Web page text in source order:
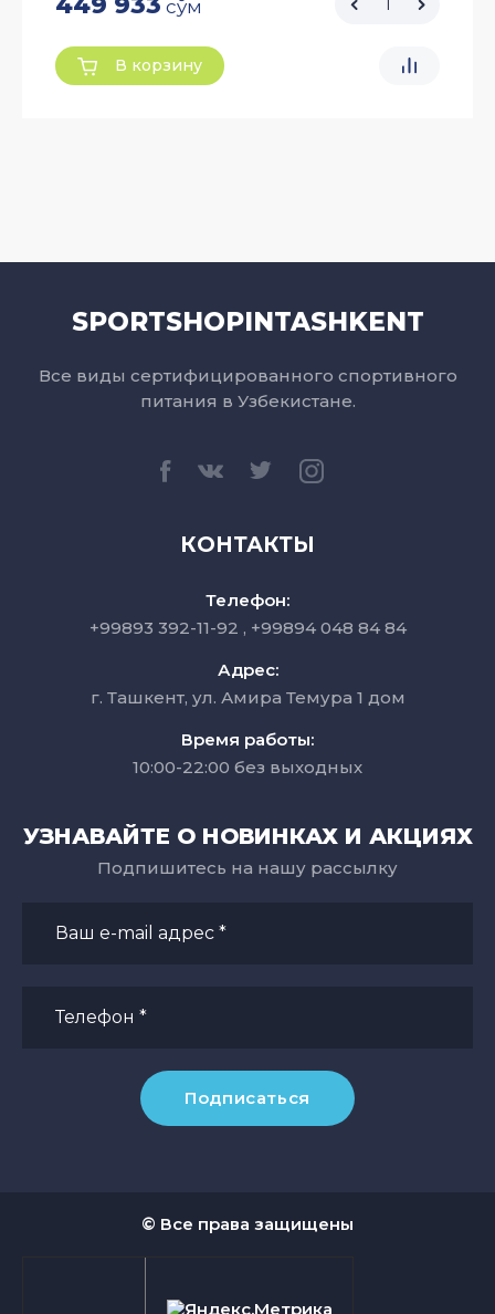
сўм
В корзину
SPORTSHOPINTASHKENT
Все виды сертифицированного спортивного
питания в Узбекистане.
КОНТАКТЫ
Телефон:
+99893 392-11-92
+99894 048 84 84
Адрес:
г. Ташкент, ул. Амира Темура 1 дом
Время работы:
10:00-22:00 без выходных
УЗНАВАЙТЕ О НОВИНКАХ И АКЦИЯХ
Подпишитесь на нашу рассылку
Подписаться
© Все права защищены